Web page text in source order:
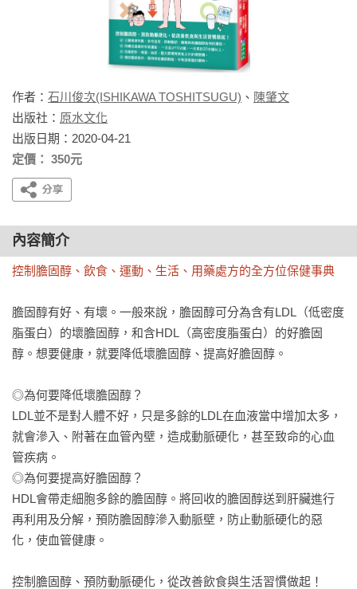
作者： 石川俊次(ISHIKAWA TOSHITSUGU) 、 陳肇文
出版社： 原水文化
出版日期：2020-04-21
定價： 350元
內容簡介
控制膽固醇、飲食、運動、生活、用藥處方的全方位保健事典
膽固醇有好、有壞。一般來說，膽固醇可分為含有LDL（低密度
脂蛋白）的壞膽固醇，和含HDL（高密度脂蛋白）的好膽固
醇。想要健康，就要降低壞膽固醇、提高好膽固醇。
◎為何要降低壞膽固醇？
LDL並不是對人體不好，只是多餘的LDL在血液當中增加太多，
就會滲入、附著在血管內壁，造成動脈硬化，甚至致命的心血
管疾病。
◎為何要提高好膽固醇？
HDL會帶走細胞多餘的膽固醇。將回收的膽固醇送到肝臟進行
再利用及分解，預防膽固醇滲入動脈壁，防止動脈硬化的惡
化，使血管健康。
控制膽固醇、預防動脈硬化，從改善飲食與生活習慣做起！